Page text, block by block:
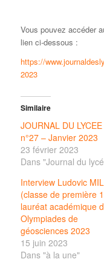
Vous pouvez accéder
lien ci-dessous :
https://
2023
Similaire
JOURNAL DU
n°27 – Janvier 2023
23 février 2023
Dans "Journal du
Interview Ludovic
(classe de première
lauréat académique
Olympiades de
géosciences 2023
15 juin 2023
Dans "à la une"